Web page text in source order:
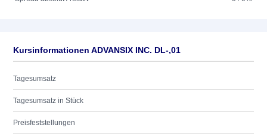
Kursinformationen ADVANSIX INC. DL-,01
Tagesumsatz
Tagesumsatz in Stück
Preisfeststellungen